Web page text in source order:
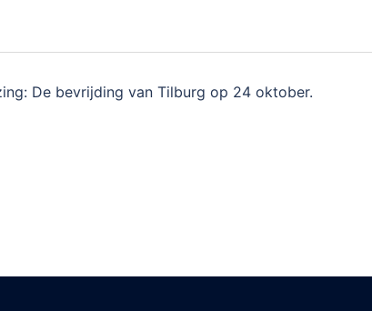
De bevrijding van Tilburg op 24 oktober.